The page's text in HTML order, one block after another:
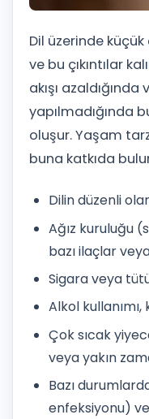
Dil üzerinde
ve bu çıkıntılar
akışı
yapılmadığında
oluşur. Yaşam
buna katkıda
Dilin düzenli
Ağız kuruluğu
bazı ilaçlar
Sigara veya
Alkol
Çok sıcak
veya yakın
Bazı
enfeksiyonu)